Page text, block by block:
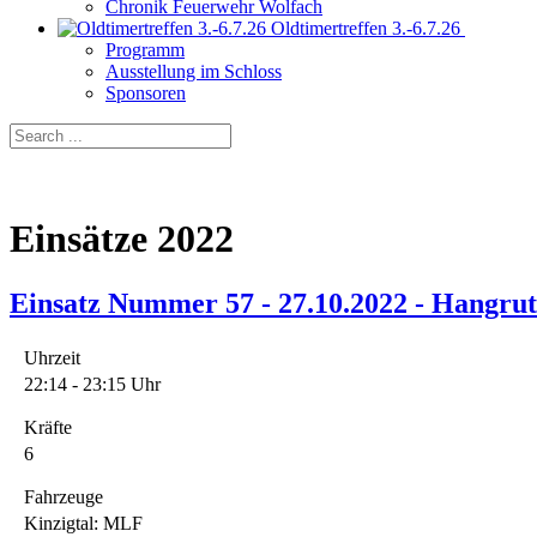
Chronik Feuerwehr Wolfach
Oldtimertreffen 3.-6.7.26
Programm
Ausstellung im Schloss
Sponsoren
Einsätze 2022
Einsatz Nummer 57 - 27.10.2022 -
Uhrzeit
22:14 - 23:15 Uhr
Kräfte
6
Fahrzeuge
Kinzigtal: MLF